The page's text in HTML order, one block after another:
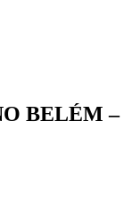
BELÉM –